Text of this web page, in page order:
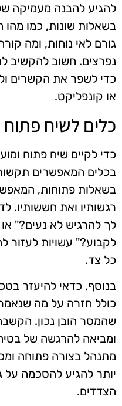
להגיע להבנה מעמיקה
בשאלות שונות, כמו
גורם לאי נוחות, ומה
נפרצים. חשוב להקשיב
כדי לשפר את הקשרים
או קונפליקט.
כלים לשיח פתוח
כדי לקיים שיח פתוח
בכלים המאפשרים
בשאלות פתוחות,
רגשותיו ואת חששותיו.
לך להרגיש לא נעים?" או
לקבוע?" עשויות לעזור
כל צד.
בנוסף, כדאי להיעזר
כולל חזרה על מה
שהמסר הובן נכון.
ומביאה להרגשה של
מתנהל בצורה פתוחה
יותר להגיע להסכמה על
הצדדים.